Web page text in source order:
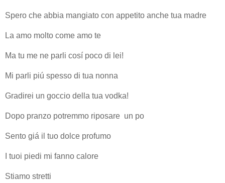
Spero che abbia mangiato con appetito anche tua madre
La amo molto come amo te
Ma tu me ne parli cosí poco di lei!
Mi parli piú spesso di tua nonna
Gradirei un goccio della tua vodka!
Dopo pranzo potremmo riposare un po
Sento giá il tuo dolce profumo
I tuoi piedi mi fanno calore
Stiamo stretti